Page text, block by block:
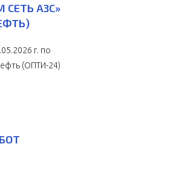
СЕТЬ АЗС»
г. по
(ОПТИ-24)